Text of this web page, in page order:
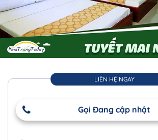
LIÊN HỆ NGAY
Gọi Đang cập nhật